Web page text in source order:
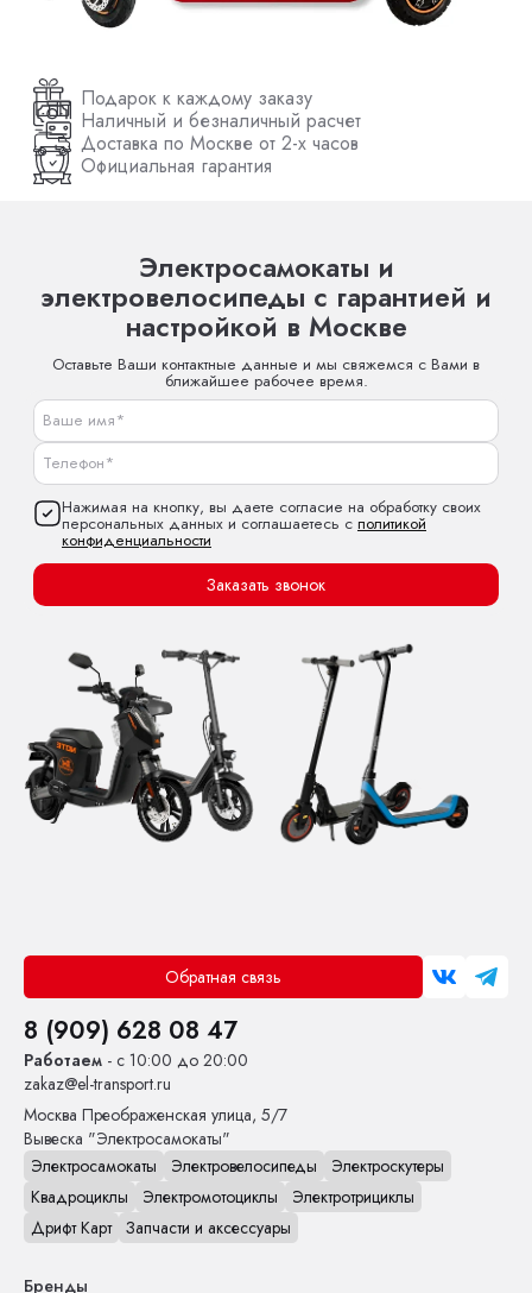
Подарок к каждому заказу
Наличный и безналичный расчет
Доставка по Москве от 2-х часов
Официальная гарантия
Электросамокаты и
электровелосипеды с гарантией и
настройкой в Москве
Оставьте Ваши контактные данные и мы свяжемся с Вами в
ближайшее рабочее время.
Нажимая на кнопку, вы даете согласие на обработку своих
персональных данных и соглашаетесь с политикой
конфиденциальности
Заказать звонок
Обратная связь
8 (909) 628 08 47
Работаем - с 10:00 до 20:00
zakaz@el-transport.ru
Москва Преображенская улица, 5/7
Вывеска "Электросамокаты"
Электросамокаты
Электровелосипеды
Электроскутеры
Квадроциклы
Электромотоциклы
Электротрициклы
Дрифт Карт Запчасти и аксессуары
Бренды